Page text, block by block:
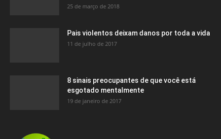
25 de março de 2018
Pais violentos deixam danos por toda a vida
11 de julho de 2017
8 sinais preocupantes de que você está
esgotado mentalmente
19 de janeiro de 2017